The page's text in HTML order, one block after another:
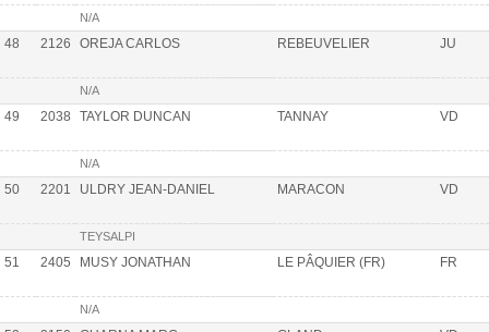
N/A
48 2126 OREJA CARLOS REBEUVELIER JU
N/A
49 2038 TAYLOR DUNCAN TANNAY VD
N/A
50 2201 ULDRY JEAN-DANIEL MARACON VD
TEYSALPI
51 2405 MUSY JONATHAN LE PÂQUIER (FR) FR
N/A